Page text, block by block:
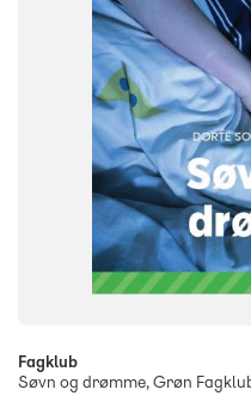
9788723554710
+
Fagklub
Søvn og drømme, Grøn